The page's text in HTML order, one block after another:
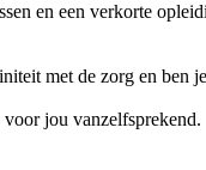
en een verkorte
met de zorg en ben
voor jou vanzelfsprekend.